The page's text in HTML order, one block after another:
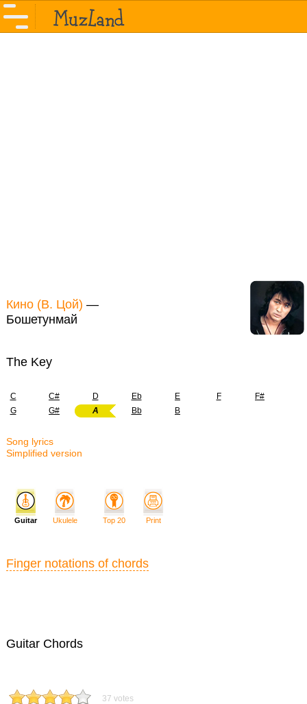
Кино (В. Цой) —
Бошетунмай
The Key
C C# D Eb E F
F#
G
G# A Bb B
Song lyrics
Simplified version
Guitar Chords
37 votes
Guitar Ukulele Top 20 Print
Finger notations of chords